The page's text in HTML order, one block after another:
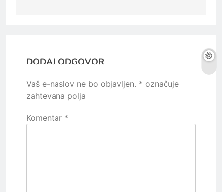
DODAJ ODGOVOR
Vaš e-naslov ne bo objavljen. * označuje
zahtevana polja
Komentar *